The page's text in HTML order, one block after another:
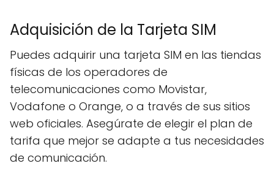
Adquisición de la Tarjeta SIM
Puedes adquirir una tarjeta SIM en las tiendas
físicas de los operadores de
telecomunicaciones como Movistar,
Vodafone o Orange, o a través de sus sitios
web oficiales. Asegúrate de elegir el plan de
tarifa que mejor se adapte a tus necesidades
de comunicación.